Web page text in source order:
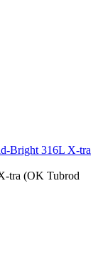
Bright 316L X-tra
tra (OK Tubrod